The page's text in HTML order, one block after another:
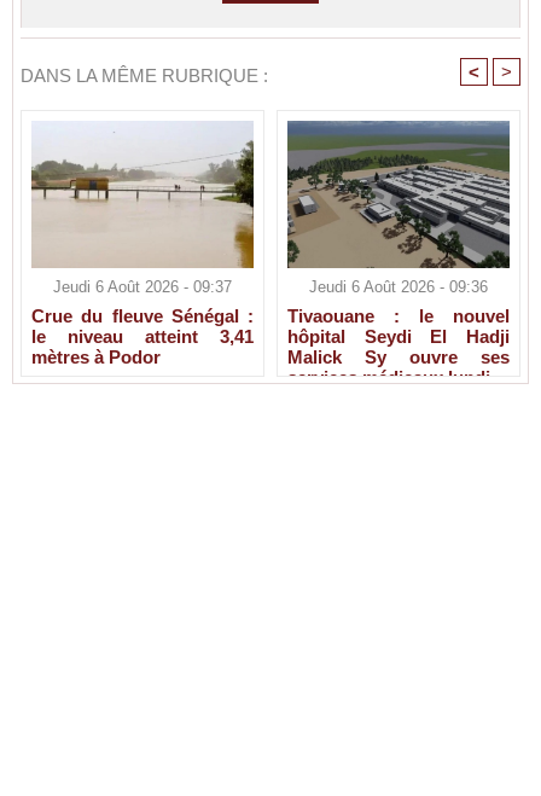
DANS LA MÊME RUBRIQUE : < >
Jeudi 6 Août 2026 - 09:37
Crue du fleuve Sénégal :
le niveau atteint 3,41
mètres à Podor
Jeudi 6 Août 2026 - 09:36
Tivaouane : le nouvel
hôpital Seydi El Hadji
Malick Sy ouvre ses
services médicaux lundi